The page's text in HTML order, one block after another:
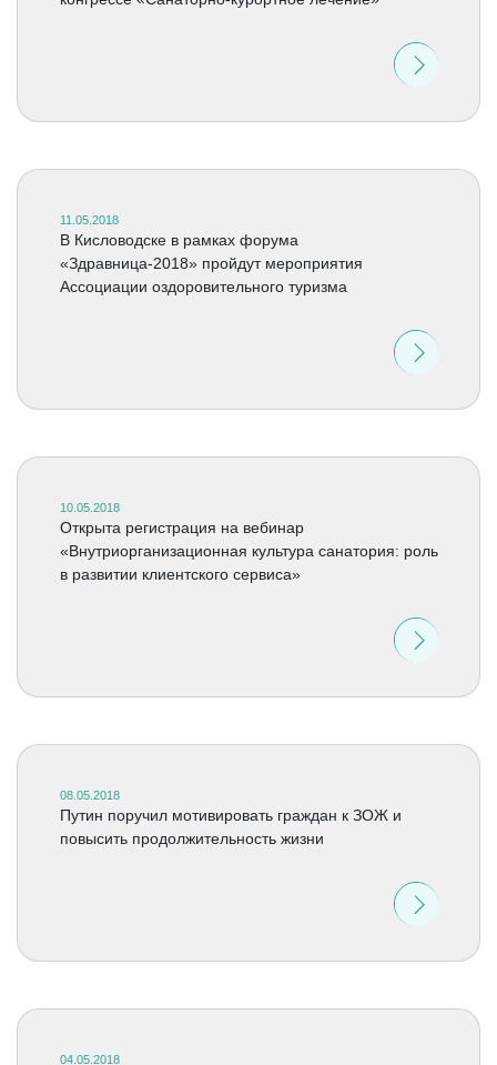
11.05.2018
В Кисловодске в рамках форума
«Здравница-2018» пройдут мероприятия
Ассоциации оздоровительного туризма
10.05.2018
Открыта регистрация на вебинар
«Внутриорганизационная культура санатория: роль
в развитии клиентского сервиса»
08.05.2018
Путин поручил мотивировать граждан к ЗОЖ и
повысить продолжительность жизни
04.05.2018